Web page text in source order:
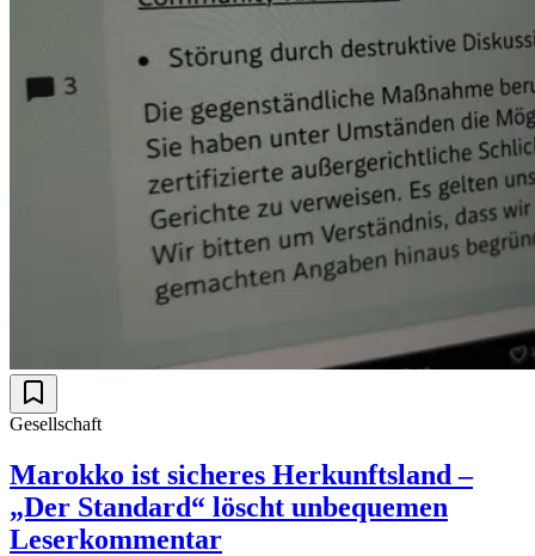
Gesellschaft
Marokko ist sicheres Herkunftsland –
„Der Standard“ löscht unbequemen
Leserkommentar